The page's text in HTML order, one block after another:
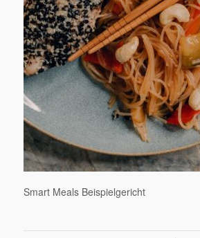
Smart Meals Beispielgericht